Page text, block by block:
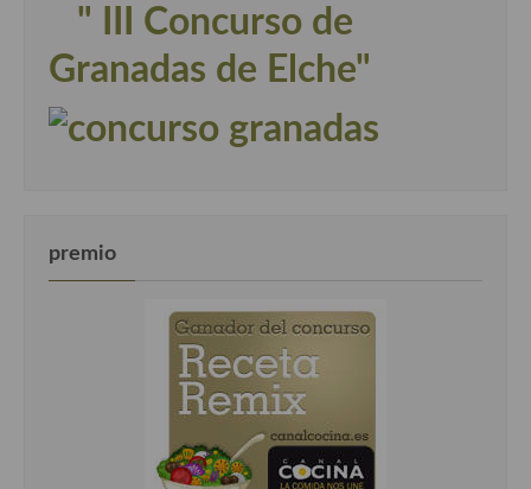
" III Concurso de
Granadas de Elche"
premio